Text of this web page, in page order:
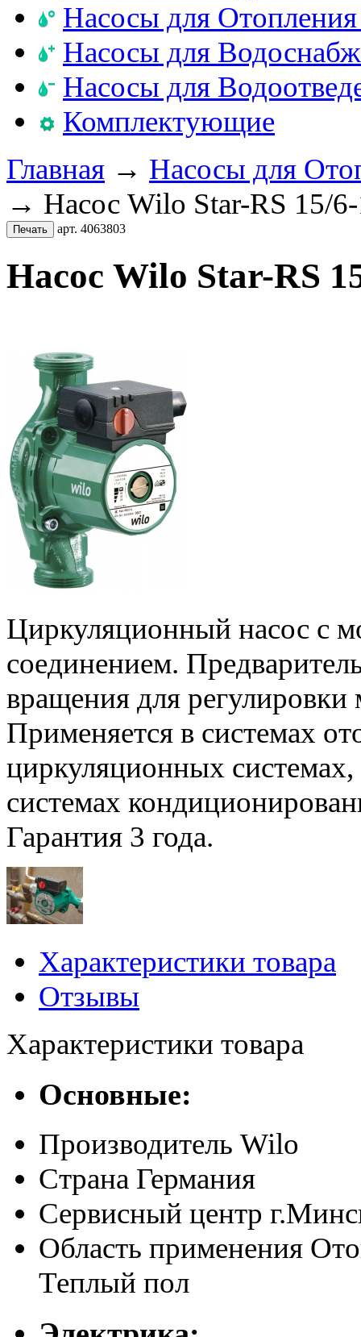
Насосы для
Насосы для
Насосы для
Комплектующие
Главная → Насосы для
→ Насос Wilo Star-RS 15/
арт. 4063803
Насос Wilo Star-RS
Циркуляционный насос с
соединением.
вращения для
Применяется в системах
циркуляционных
системах
Гарантия 3 года.
Характеристики товара
Отзывы
Характеристики товара
Основные:
Производитель Wilo
Страна Германия
Сервисный центр
Область применения
Теплый пол